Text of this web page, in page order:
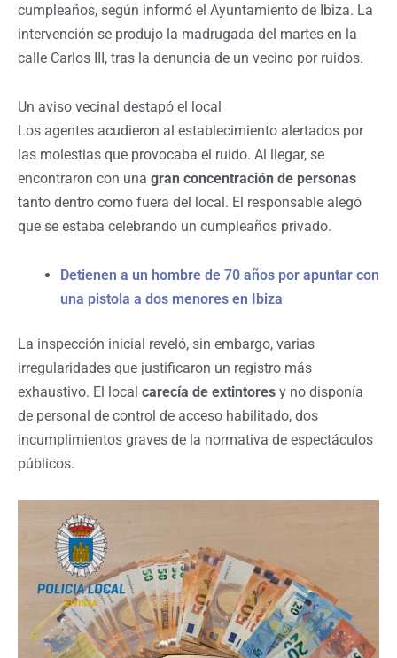
cumpleaños, según informó el Ayuntamiento de Ibiza. La
intervención se produjo la madrugada del martes en la
calle Carlos III, tras la denuncia de un vecino por ruidos.
Un aviso vecinal destapó el local
Los agentes acudieron al establecimiento alertados por
las molestias que provocaba el ruido. Al llegar, se
encontraron con una gran concentración de personas
tanto dentro como fuera del local. El responsable alegó
que se estaba celebrando un cumpleaños privado.
Detienen a un hombre de 70 años por apuntar con
una pistola a dos menores en Ibiza
La inspección inicial reveló, sin embargo, varias
irregularidades que justificaron un registro más
exhaustivo. El local carecía de extintores y no disponía
de personal de control de acceso habilitado, dos
incumplimientos graves de la normativa de espectáculos
públicos.